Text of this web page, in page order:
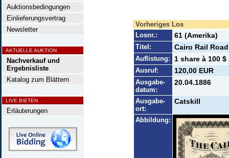
Auktionsbedingungen
Einlieferungsvertrag
Newsletter
AKTUELLE AUKTION
Nachverkauf und
Ergebnisliste
Katalog zum Blättern
LIVE BIETEN
Erläuterungen
Vorheriges Los
Losnr.:
61 (Amerika)
Titel: Cairo Rail
Auflistung: 1 share à 100 $
Ausruf: 120,00 EUR
Ausgabe-
datum:
20.04.1886
Ausgabe-
ort:
Catskill
Abbildung: